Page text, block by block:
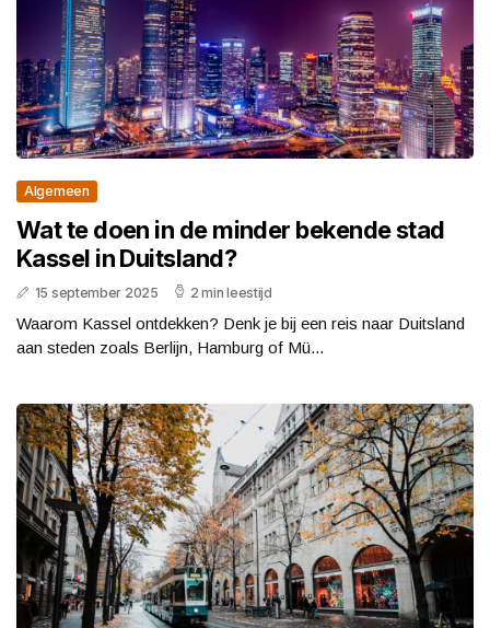
Algemeen
Wat te doen in de minder bekende stad
Kassel in Duitsland?
15 september 2025 2 min leestijd
Waarom Kassel ontdekken? Denk je bij een reis naar Duitsland
aan steden zoals Berlijn, Hamburg of Mü...